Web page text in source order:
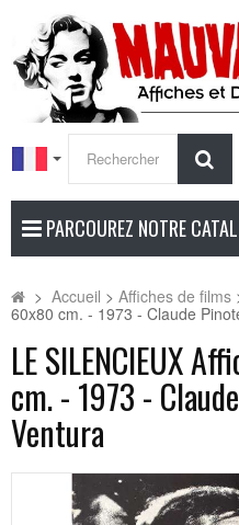
PARCOUREZ NOTRE
> Accueil > Affiches de films
60x80 cm. - 1973 - Claude
LE SILENCIEUX
cm. - 1973 -
Ventura